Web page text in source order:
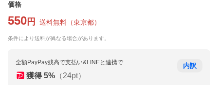
価格
550 円 送料無料 （東京都）
条件により送料が異なる場合があります。
全額PayPay残高で支払い&LINEと連携で
獲得 5% （24pt）
内訳